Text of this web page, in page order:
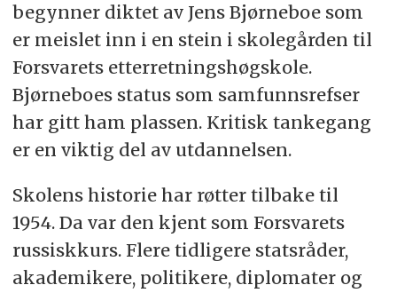
begynner diktet av Jens Bjørneboe som
er meislet inn i en stein i skolegården til
Forsvarets etterretningshøgskole.
Bjørneboes status som samfunnsrefser
har gitt ham plassen. Kritisk tankegang
er en viktig del av utdannelsen.
Skolens historie har røtter tilbake til
1954. Da var den kjent som Forsvarets
russiskkurs. Flere tidligere statsråder,
akademikere, politikere, diplomater og